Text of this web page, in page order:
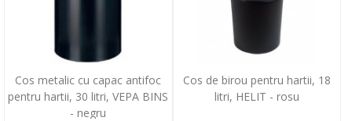
Cos metalic cu capac antifoc
pentru hartii, 30 litri, VEPA BINS
- negru
Cos de birou pentru hartii, 18
litri, HELIT - rosu